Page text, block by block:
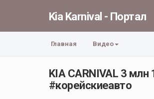
Kia Karnival - Портал
Главная Видео
KIA CARNIVAL 3
#корейскиеавто